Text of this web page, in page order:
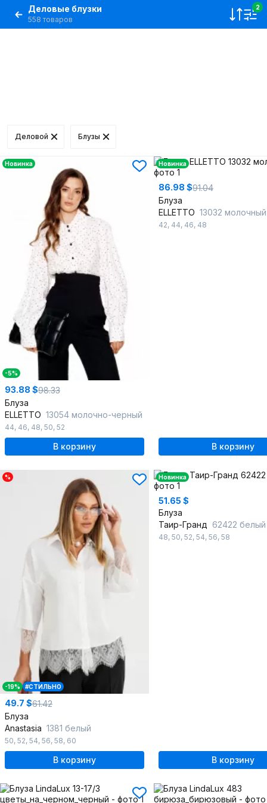
Деловые блузки
558 товаров
2
Деловой Блузы
Новинка
-5%
93.88 $98.33
Блуза
ELLETTO 13054 молочно-черный
44, 46, 48, 50, 52
В корзину
Новинка
86.98 $91.04
Блуза
ELLETTO 13032 молочный
42, 44, 46, 48
В корзину
%
-19% #СТИЛЬНО
49.7 $61.42
Блуза
Anastasia 1381 белый
50, 52, 54, 56, 58, 60
В корзину
Новинка
51.65 $
Блуза
Таир-Гранд 62422 белый
48, 50, 52, 54, 56, 58
В корзину